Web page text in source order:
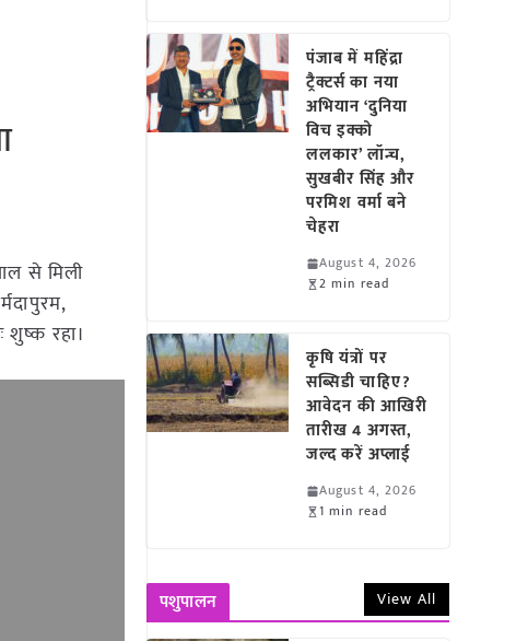
से मिली
रहा।
पंजाब में महिंद्रा
ट्रैक्टर्स का नया
अभियान ‘दुनिया
विच इक्को
ललकार’ लॉन्च,
सुखबीर सिंह और
परमिश वर्मा बने
चेहरा
August 4, 2026
2 min read
कृषि यंत्रों पर
सब्सिडी चाहिए?
आवेदन की आखिरी
तारीख 4 अगस्त,
जल्द करें अप्लाई
August 4, 2026
1 min read
पशुपालन View All